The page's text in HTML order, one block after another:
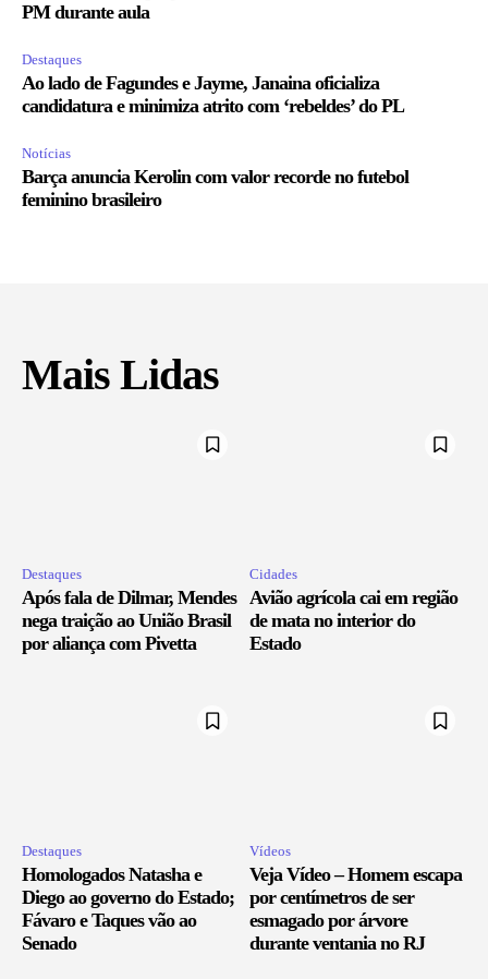
PM durante aula
Destaques
Ao lado de Fagundes e Jayme, Janaina oficializa
candidatura e minimiza atrito com ‘rebeldes’ do PL
Notícias
Barça anuncia Kerolin com valor recorde no futebol
feminino brasileiro
Mais Lidas
Destaques
Após fala de Dilmar, Mendes
nega traição ao União Brasil
por aliança com Pivetta
Cidades
Avião agrícola cai em região
de mata no interior do
Estado
Destaques
Homologados Natasha e
Diego ao governo do Estado;
Fávaro e Taques vão ao
Senado
Vídeos
Veja Vídeo – Homem escapa
por centímetros de ser
esmagado por árvore
durante ventania no RJ